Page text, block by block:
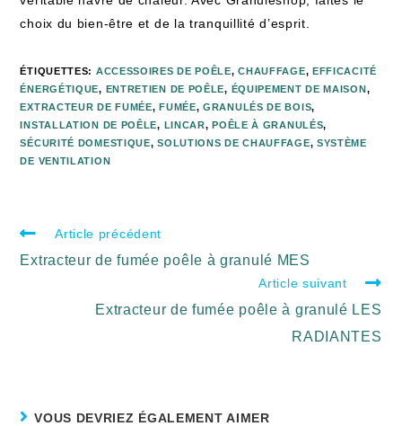
choix du bien-être et de la tranquillité d’esprit.
ÉTIQUETTES: ACCESSOIRES DE POÊLE, CHAUFFAGE, EFFICACITÉ
ÉNERGÉTIQUE, ENTRETIEN DE POÊLE, ÉQUIPEMENT DE MAISON,
EXTRACTEUR DE FUMÉE, FUMÉE, GRANULÉS DE BOIS,
INSTALLATION DE POÊLE, LINCAR, POÊLE À GRANULÉS,
SÉCURITÉ DOMESTIQUE, SOLUTIONS DE CHAUFFAGE, SYSTÈME
DE VENTILATION
Article précédent
Extracteur de fumée poêle à granulé MES
Article suivant
Extracteur de fumée poêle à granulé LES
RADIANTES
VOUS DEVRIEZ ÉGALEMENT AIMER